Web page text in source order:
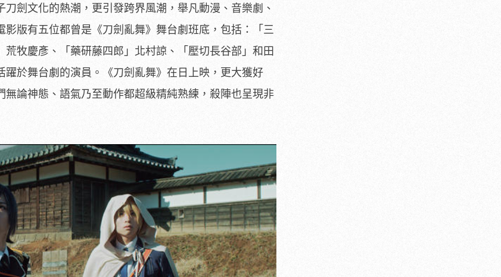
刀劍文化的熱潮，更引發跨界風潮，舉凡動漫、 音樂劇、
版有五位都曾是《刀劍亂舞》舞台劇班底，包括：「三
荒牧慶彥、「藥研藤四郎」北村諒、「壓切長谷部」 和田
於舞台劇的演員。《刀劍亂舞》在日上映，更大獲好
無論神態、 語氣乃至動作都超級精純熟練，殺陣也呈現非